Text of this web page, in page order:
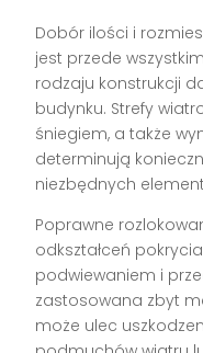
Dobór ilości i
jest przede
rodzaju konstrukcji
budynku. Strefy
śniegiem, a także
determinują
niezbędnych
Poprawne
odkształceń
podwiewaniem i
zastosowana zbyt
może ulec